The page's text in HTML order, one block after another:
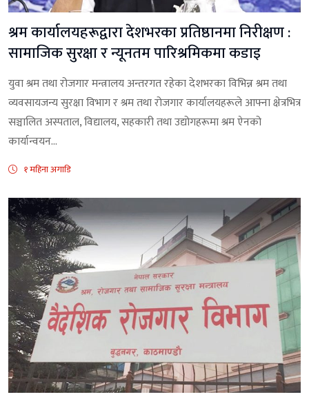
श्रम कार्यालयहरूद्वारा देशभरका प्रतिष्ठानमा निरीक्षण :
सामाजिक सुरक्षा र न्यूनतम पारिश्रमिकमा कडाइ
युवा श्रम तथा रोजगार मन्त्रालय अन्तरगत रहेका देशभरका विभिन्न श्रम तथा
व्यवसायजन्य सुरक्षा विभाग र श्रम तथा रोजगार कार्यालयहरूले आफ्ना क्षेत्रभित्र
सञ्चालित अस्पताल, विद्यालय, सहकारी तथा उद्योगहरूमा श्रम ऐनको
कार्यान्वयन...
१ महिना अगाडि